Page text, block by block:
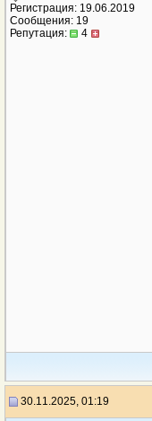
Регистрация: 19.06.2019
Сообщения: 19
Репутация:
4
30.11.2025, 01:19